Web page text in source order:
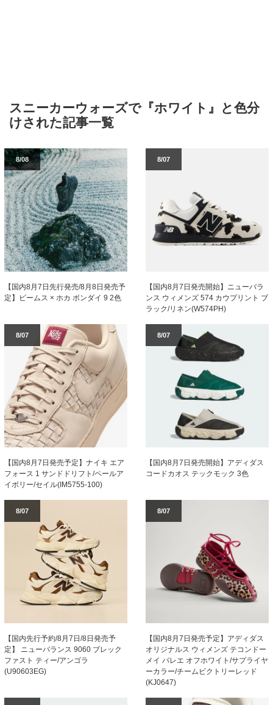
スニーカーウォーズで『ホワイト』と色分
けされた記事一覧
8/08
【国内8月7日先行発売/8月8日発売予
定】ビームス × ホカ ボンダイ 9 2色
8/07
【国内8月7日発売開始】ニューバラ
ンス ウィメンズ 574 カウプリント ブ
ラック/リネン(W574PH)
8/07
【国内8月7日発売予定】ナイキ エア
フォース 1 サンドドリフト/ペールア
イボリー/セイル(IM5755-100)
8/07
【国内8月7日発売開始】アディダス
コードカオス テックモック 3色
8/07
【国内先行予約/8月7日/8日発売予
定】 ニューバランス 9060 ブレック
ファスト ティー/アンゴラ
(U90603EG)
8/07
【国内8月7日発売予定】アディダス
オリジナルス ウィメンズ テコンドー
メイ バレエ オフホワイト/サプライヤ
ーカラー/チームビクトリーレッド
(KJ0647)